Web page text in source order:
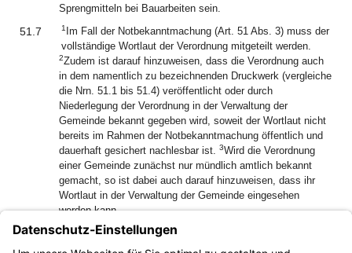
Sprengmitteln bei Bauarbeiten sein.
51.7 1 Im Fall der Notbekanntmachung (Art. 51 Abs. 3) muss der
vollständige Wortlaut der Verordnung mitgeteilt werden.
2Zudem ist darauf hinzuweisen, dass die Verordnung auch
in dem namentlich zu bezeichnenden Druckwerk (vergleiche
die Nrn. 51.1 bis 51.4) veröffentlicht oder durch
Niederlegung der Verordnung in der Verwaltung der
Gemeinde bekannt gegeben wird, soweit der Wortlaut nicht
bereits im Rahmen der Notbekanntmachung öffentlich und
dauerhaft gesichert nachlesbar ist. 3Wird die Verordnung
einer Gemeinde zunächst nur mündlich amtlich bekannt
gemacht, so ist dabei auch darauf hinzuweisen, dass ihr
Wortlaut in der Verwaltung der Gemeinde eingesehen
werden kann.
51.8
Die Ausfertigung einer genehmigungspflichtigen
Verordnung, die amtlich bekannt gemacht wird, darf kein